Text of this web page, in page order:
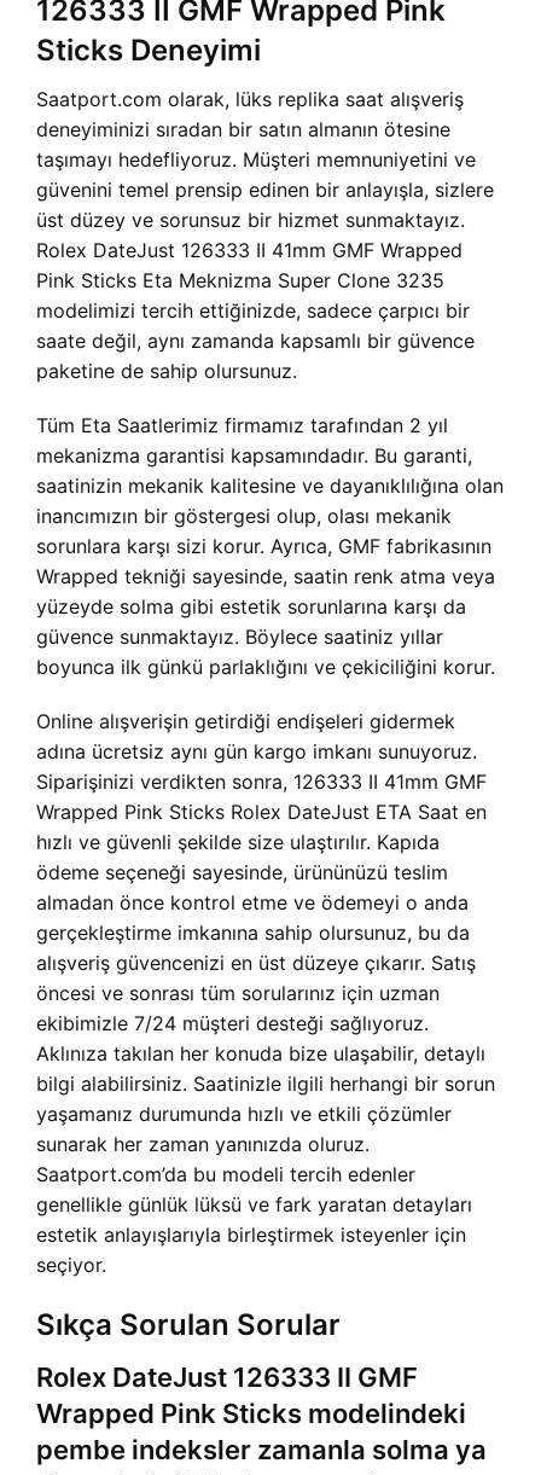
126333 II GMF Wrapped Pink
Sticks Deneyimi
Saatport.com olarak, lüks replika saat alışveriş
deneyiminizi sıradan bir satın almanın ötesine
taşımayı hedefliyoruz. Müşteri memnuniyetini ve
güvenini temel prensip edinen bir anlayışla, sizlere
üst düzey ve sorunsuz bir hizmet sunmaktayız.
Rolex DateJust 126333 II 41mm GMF Wrapped
Pink Sticks Eta Meknizma Super Clone 3235
modelimizi tercih ettiğinizde, sadece çarpıcı bir
saate değil, aynı zamanda kapsamlı bir güvence
paketine de sahip olursunuz.
Tüm Eta Saatlerimiz firmamız tarafından 2 yıl
mekanizma garantisi kapsamındadır. Bu garanti,
saatinizin mekanik kalitesine ve dayanıklılığına olan
inancımızın bir göstergesi olup, olası mekanik
sorunlara karşı sizi korur. Ayrıca, GMF fabrikasının
Wrapped tekniği sayesinde, saatin renk atma veya
yüzeyde solma gibi estetik sorunlarına karşı da
güvence sunmaktayız. Böylece saatiniz yıllar
boyunca ilk günkü parlaklığını ve çekiciliğini korur.
Online alışverişin getirdiği endişeleri gidermek
adına ücretsiz aynı gün kargo imkanı sunuyoruz.
Siparişinizi verdikten sonra, 126333 II 41mm GMF
Wrapped Pink Sticks Rolex DateJust ETA Saat en
hızlı ve güvenli şekilde size ulaştırılır. Kapıda
ödeme seçeneği sayesinde, ürününüzü teslim
almadan önce kontrol etme ve ödemeyi o anda
gerçekleştirme imkanına sahip olursunuz, bu da
alışveriş güvencenizi en üst düzeye çıkarır. Satış
öncesi ve sonrası tüm sorularınız için uzman
ekibimizle 7/24 müşteri desteği sağlıyoruz.
Aklınıza takılan her konuda bize ulaşabilir, detaylı
bilgi alabilirsiniz. Saatinizle ilgili herhangi bir sorun
yaşamanız durumunda hızlı ve etkili çözümler
sunarak her zaman yanınızda oluruz.
Saatport.com’da bu modeli tercih edenler
genellikle günlük lüksü ve fark yaratan detayları
estetik anlayışlarıyla birleştirmek isteyenler için
seçiyor.
Sıkça Sorulan Sorular
Rolex DateJust 126333 II GMF
Wrapped Pink Sticks modelindeki
pembe indeksler zamanla solma ya